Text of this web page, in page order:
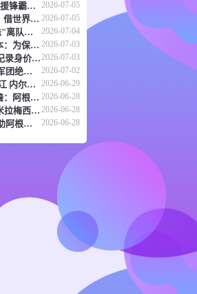
中甲3-4月最佳阵容揭晓 外援锋霸领衔 谭龙廖均健榜上有名 2026-07-05
佛得角大使邀约国足过招：借世界杯东风促中佛足球交流 2026-07-05
马竞盯上格林伍德 "小蜘蛛"离队倒计时？ 2026-07-04
赫尔城冲超背后的残酷账本：为保英超席位忍痛抛售门神 2026-07-03
8500万英镑！热刺豪掷创纪录身价锁定葡萄牙新星马特乌斯2026-07-03
布迪米尔头槌定江山 格子军团绝境逢生续写传奇 2026-07-02
青岛西海岸主场3-1逆转浙江 内尔松双响助球队11轮不败 2026-06-29
申花外援阿苏埃世界杯前瞻：阿根廷剑指卫冕 佛得角或成黑马 2026-06-28
37岁老将的世界杯传奇：米拉梅西并列榜首，C罗阿瑙紧随其后 2026-06-28
洛塞尔索任意球惊艳全场 助阿根廷3-1力克约旦 2026-06-28